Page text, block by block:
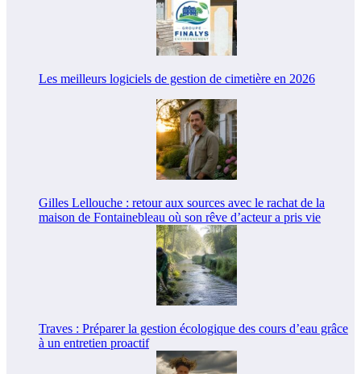
Les meilleurs logiciels de gestion de cimetière en 2026
Gilles Lellouche : retour aux sources avec le rachat de la
maison de Fontainebleau où son rêve d’acteur a pris vie
Traves : Préparer la gestion écologique des cours d’eau grâce
à un entretien proactif